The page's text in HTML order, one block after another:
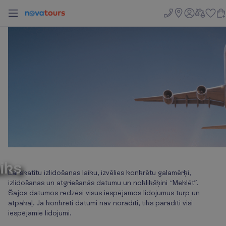
Lai skatītu izlidošanas laiku, izvēlies konkrētu galamērķi,
izlidošanas un atgriešanās datumu un noklikšķini “Meklēt”.
Šajos datumos redzēsi visus iespējamos lidojumus turp un
atpakaļ. Ja konkrēti datumi nav norādīti, tiks parādīti visi
iespējamie lidojumi.